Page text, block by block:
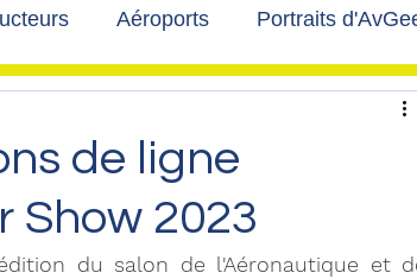
Aéroports Portraits
Coté
de ligne
Show 2023
du salon de l'Aéronautique et